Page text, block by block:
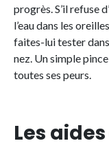
progrès. S’il refuse
l’eau dans les
faites-lui tester
nez. Un simple
toutes ses peurs.
Les